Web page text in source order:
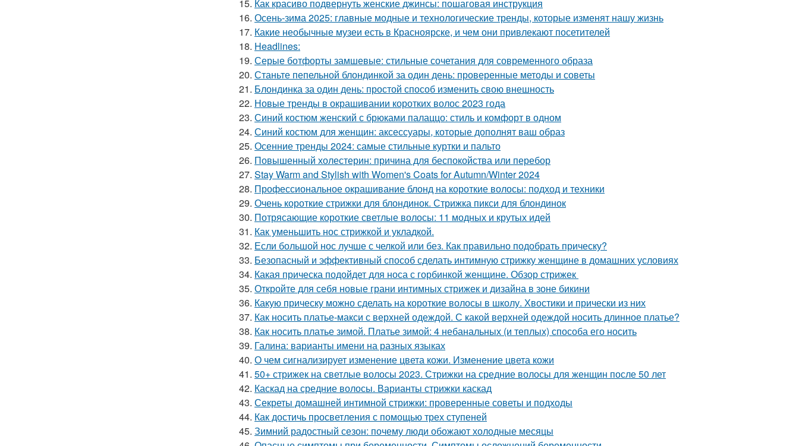
15. Как красиво подвернуть женские джинсы: пошаговая инструкция
16. Осень-зима 2025: главные модные и технологические тренды, которые изменят нашу жизнь
17. Какие необычные музеи есть в Красноярске, и чем они привлекают посетителей
18. Headlines:
19. Серые ботфорты замшевые: стильные сочетания для современного образа
20. Станьте пепельной блондинкой за один день: проверенные методы и советы
21. Блондинка за один день: простой способ изменить свою внешность
22. Новые тренды в окрашивании коротких волос 2023 года
23. Синий костюм женский с брюками палаццо: стиль и комфорт в одном
24. Синий костюм для женщин: аксессуары, которые дополнят ваш образ
25. Осенние тренды 2024: самые стильные куртки и пальто
26. Повышенный холестерин: причина для беспокойства или перебор
27. Stay Warm and Stylish with Women's Coats for Autumn/Winter 2024
28. Профессиональное окрашивание блонд на короткие волосы: подход и техники
29. Очень короткие стрижки для блондинок. Стрижка пикси для блондинок
30. Потрясающие короткие светлые волосы: 11 модных и крутых идей
31. Как уменьшить нос стрижкой и укладкой.
32. Если большой нос лучше с челкой или без. Как правильно подобрать прическу?
33. Безопасный и эффективный способ сделать интимную стрижку женщине в домашних условиях
34. Какая прическа подойдет для носа с горбинкой женщине. Обзор стрижек
35. Откройте для себя новые грани интимных стрижек и дизайна в зоне бикини
36. Какую прическу можно сделать на короткие волосы в школу. Хвостики и прически из них
37. Как носить платье-макси с верхней одеждой. С какой верхней одеждой носить длинное платье?
38. Как носить платье зимой. Платье зимой: 4 небанальных (и теплых) способа его носить
39. Галина: варианты имени на разных языках
40. О чем сигнализирует изменение цвета кожи. Изменение цвета кожи
41. 50+ стрижек на светлые волосы 2023. Стрижки на средние волосы для женщин после 50 лет
42. Каскад на средние волосы. Варианты стрижки каскад
43. Секреты домашней интимной стрижки: проверенные советы и подходы
44. Как достичь просветления с помощью трех ступеней
45. Зимний радостный сезон: почему люди обожают холодные месяцы